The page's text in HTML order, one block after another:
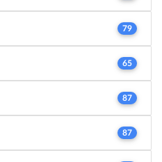
79
65
87
87